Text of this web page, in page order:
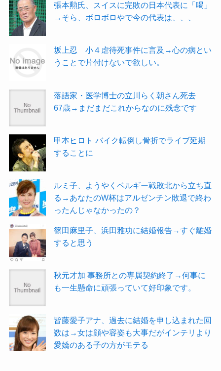
張本勲氏、スイスに完敗の日本代表に「喝」
→そら、ボロボロやで今の代表は、、、
坂上忍 小４虐待死事件に言及→心の病とい
うことで片付けないで欲しい。
落語家・医学博士の立川らく朝さん死去
67歳→まだまだこれからなのに残念です
甲本ヒロト バイク転倒し骨折でライブ延期
することに
ルミ子、ようやくベルギー戦敗北から立ち直
る→あなたのW杯はアルゼンチン敗退で終わ
ったんじゃなかったの？
篠田麻里子、浜田雅功に結婚報告→すぐ離婚
すると思う
秋元才加 事務所との専属契約終了→何事に
も一生懸命に頑張っていて好印象です。
皆藤愛子アナ、過去に結婚を申し込まれた回
数は→女は顔や容姿も大事だがインテリより
愛嬌のある子の方がモテる